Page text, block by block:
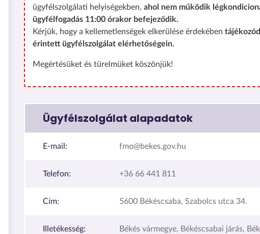
ügyfélszolgálati helyiségekben, ahol nem működik
ügyfélfogadás 11:00 órakor befejeződik.
Kérjük, hogy a kellemetlenségek elkerülése érdekében
érintett ügyfélszolgálat elérhetőségein.
Megértésüket és türelmüket köszönjük!
Ügyfélszolgálat alapadatok
E-mail: fmo@bekes.gov.hu
Telefon: +36 66 441 811
Cím: 5600 Békéscsaba, Szabolcs utca 34.
Illetékesség:
Békés vármegye, Békéscsabai járás,